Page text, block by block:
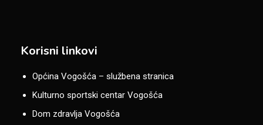
Korisni linkovi
Općina Vogošća – službena stranica
Kulturno sportski centar Vogošća
Dom zdravlja Vogošća